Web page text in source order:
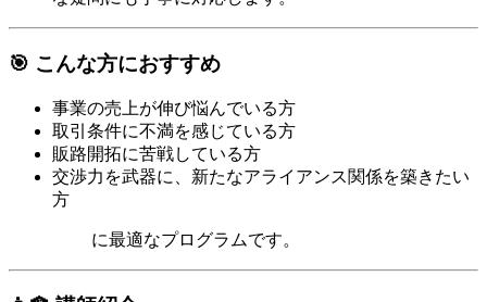
🎯 こんな方におすすめ
事業の売上が伸び悩んでいる方
取引条件に不満を感じている方
販路開拓に苦戦している方​
交渉力を武器に、新たなアライアンス関係を築きたい
方
に最適なプログラムです。​